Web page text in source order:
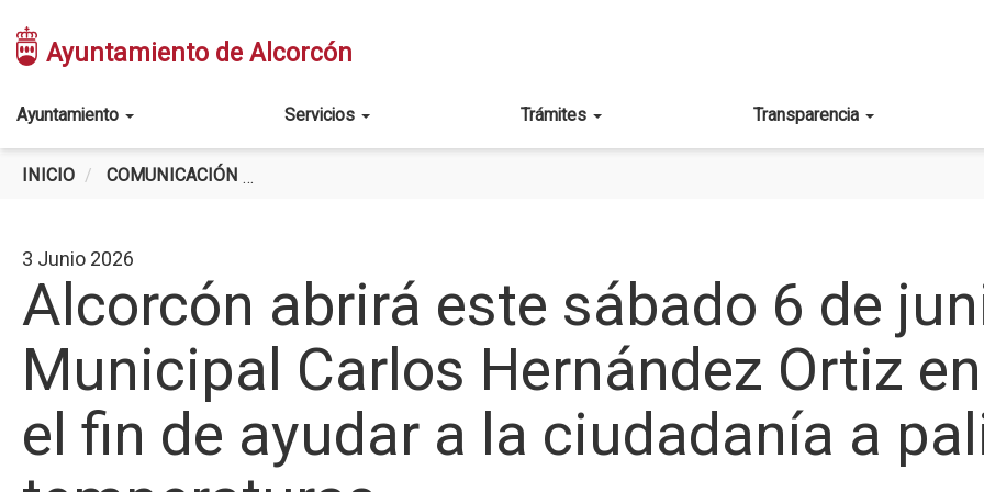
contenido
Ayuntamiento de Alcorcón
Main
navigation
Ayuntamiento Servicios Trámites Transparencia
INICIO COMUNICACIÓN
3 Junio 2026
Alcorcón abrirá este sábado 6 de
Municipal Carlos Hernández Ortiz
el fin de ayudar a la ciudadanía a